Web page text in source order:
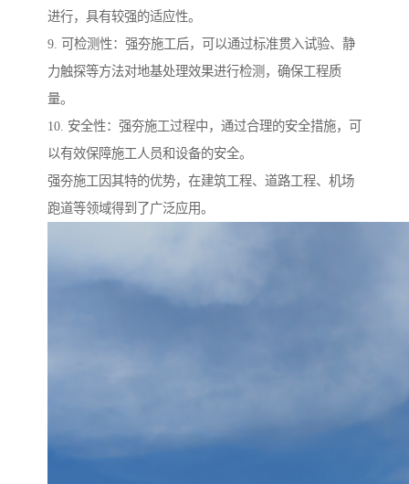
进行，具有较强的适应性。
9. 可检测性：强夯施工后，可以通过标准贯入试验、静
力触探等方法对地基处理效果进行检测，确保工程质
量。
10. 安全性：强夯施工过程中，通过合理的安全措施，可
以有效保障施工人员和设备的安全。
强夯施工因其特的优势，在建筑工程、道路工程、机场
跑道等领域得到了广泛应用。